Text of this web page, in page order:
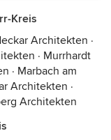
Kreis
Architekten ·
· Murrhardt
· Marbach am
Architekten ·
Architekten